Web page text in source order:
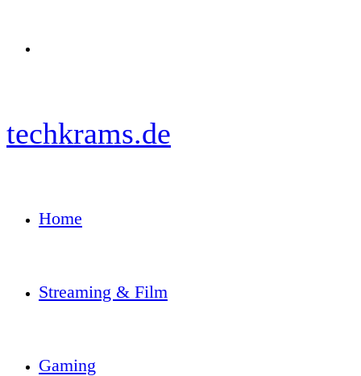
techkrams.de
Home
Streaming & Film
Gaming